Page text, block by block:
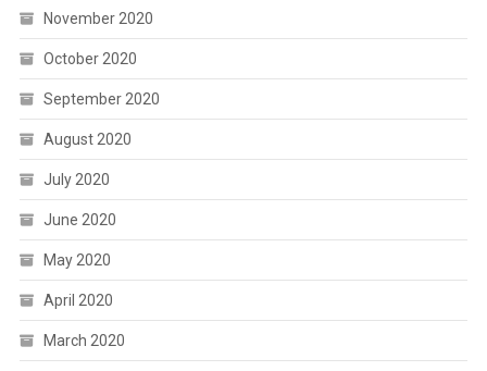
November 2020
October 2020
September 2020
August 2020
July 2020
June 2020
May 2020
April 2020
March 2020